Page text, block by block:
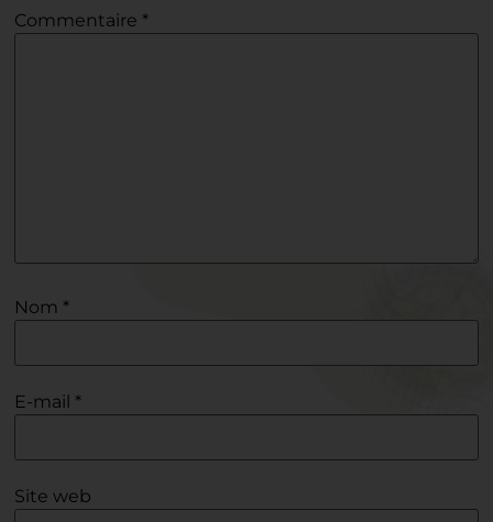
Commentaire *
Nom *
E-mail *
Site web